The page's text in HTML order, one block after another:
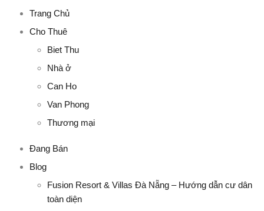
Trang Chủ
Cho Thuê
Biet Thu
Nhà ở
Can Ho
Van Phong
Thương mại
Đang Bán
Blog
Fusion Resort & Villas Đà Nẵng – Hướng dẫn cư dân
toàn diện